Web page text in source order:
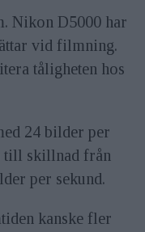
Nikon D5000 har
vid filmning.
tåligheten hos
24 bilder per
till skillnad från
per sekund.
kanske fler